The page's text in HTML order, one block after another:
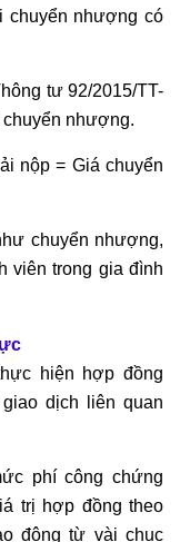
chuyển nhượng có
tư 92/2015/TT-
chuyển nhượng.
nộp = Giá chuyển
chuyển nhượng,
viên trong gia đình
hiện hợp đồng
dịch liên quan
phí công chứng
trị hợp đồng theo
động từ vài chục